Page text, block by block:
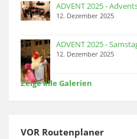
ADVENT 2025 -
12. Dezember 2025
ADVENT 2025 -
12. Dezember 2025
Zeige alle Galerien
VOR Routenplaner